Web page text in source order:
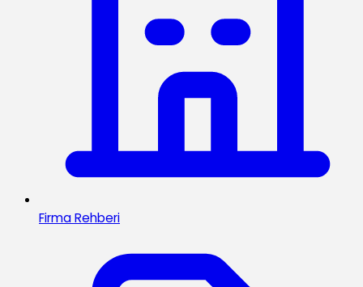
Firma Rehberi